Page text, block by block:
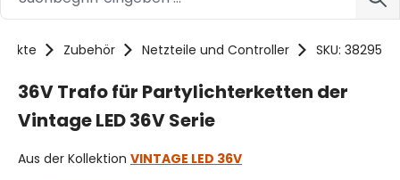
Zubehör Netzteile und Controller SKU: 38295
36V Trafo für Partylichterketten der
Vintage LED 36V Serie
Aus der Kollektion VINTAGE LED 36V